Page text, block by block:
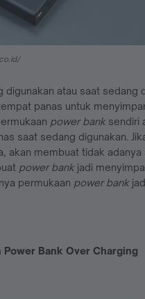
digunakan atau saat sedang
panas untuk
power banksendiri
saat sedang digunakan.
akan membuat tidak adanya
power bank jadi
permukaan power bank
Power Bank Over Charging